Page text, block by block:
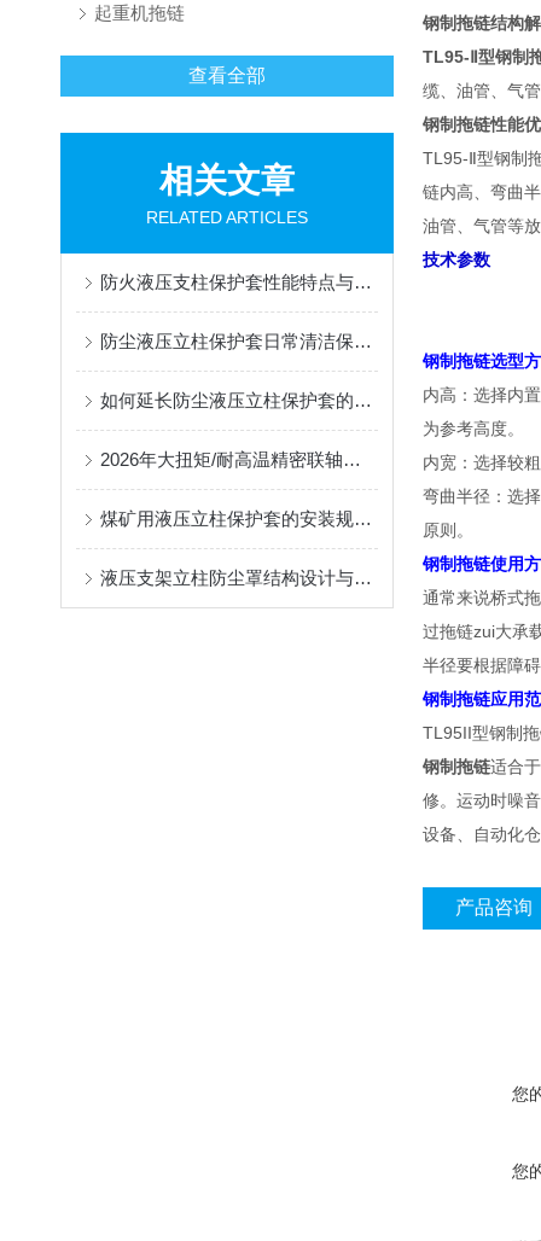
起重机拖链
查看全部
相关文章
RELATED ARTICLES
防火液压支柱保护套性能特点与阻燃防护应用
防尘液压立柱保护套日常清洁保养与更换规范
如何延长防尘液压立柱保护套的使用寿命？
2026年大扭矩/耐高温精密联轴器定制找哪家？能实现精准定制的优质厂家盘点
煤矿用液压立柱保护套的安装规范与使用寿命提升方案
液压支架立柱防尘罩结构设计与密封防护原理
钢制拖链结构
TL95-Ⅱ型钢制
缆、油管、气
钢制拖链性能
TL95-Ⅱ型钢制
链内高、弯曲
油管、气管等
技术参数
钢制拖链选型
内高：选择内
为参考高度。
内宽：选择较
弯曲半径：选
原则。
钢制拖链使用
通常来说桥式
过拖链zui大承
半径要根据障
钢制拖链应用
TL95II型钢制
钢制拖链适合
修。运动时噪
设备、自动化
产品咨询
您
您